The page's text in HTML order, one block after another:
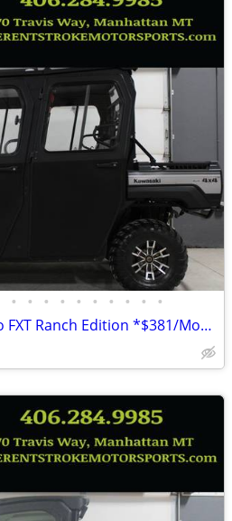
• • • • • • • • • •
2022 Kawasaki Mule Pro FXT Ranch Edition *$381/Month OAC $0 Down*